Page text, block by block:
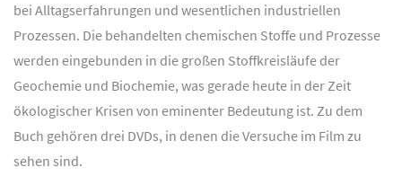
bei Alltagserfahrungen und wesentlichen industriellen
Prozessen. Die behandelten chemischen Stoffe und Prozesse
werden eingebunden in die großen Stoffkreisläufe der
Geochemie und Biochemie, was gerade heute in der Zeit
ökologischer Krisen von eminenter Bedeutung ist. Zu dem
Buch gehören drei DVDs, in denen die Versuche im Film zu
sehen sind.